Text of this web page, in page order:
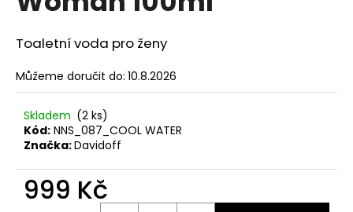
z
hvězdiček.
Toaletní voda pro ženy
Můžeme doručit do: 10.8.2026
Skladem (2 ks)
Kód: NNS_087_COOL WATER
Značka:Davidoff
999 Kč
j
e
m
e
SOL
DE
PISTACHIO
BUENO
BODY